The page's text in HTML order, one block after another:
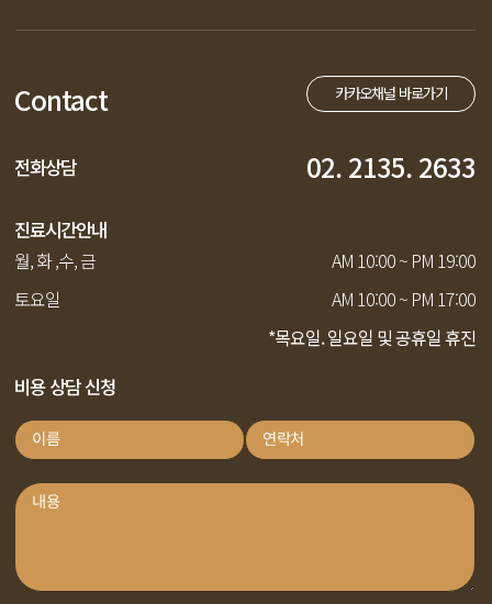
Contact 카카오채널 바로가기
전화상담 02. 2135. 2633
진료시간안내
월, 화 ,수, 금
AM 10:00 ~ PM 19:00
토요일
AM 10:00 ~ PM 17:00
*목요일. 일요일 및 공휴일 휴진
비용 상담 신청